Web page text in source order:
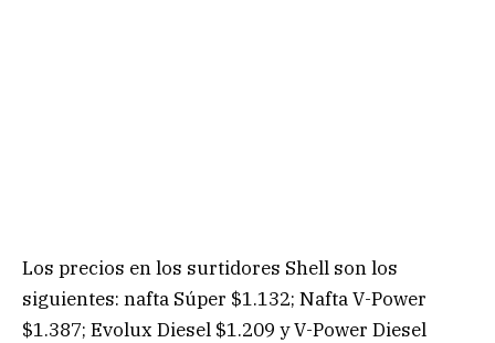
Los precios en los surtidores Shell son los
siguientes: nafta Súper $1.132; Nafta V-Power
$1.387; Evolux Diesel $1.209 y V-Power Diesel